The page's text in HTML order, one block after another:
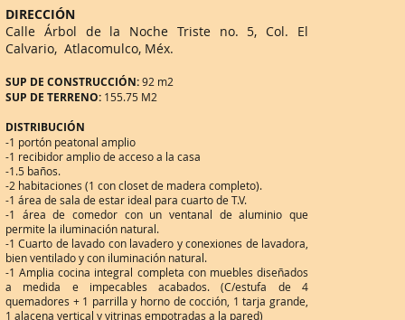
DIRECCIÓN
Calle Árbol de la Noche Triste no. 5, Col. El
Calvario, Atlacomulco, Méx.
SUP DE CONSTRUCCIÓN:92 m2
SUP DE TERRENO: 155.75 M2
DISTRIBUCIÓN
-1 portón peatonal amplio
-1 recibidor amplio de acceso a la casa
-1.5 baños.
-2 habitaciones (1 con closet de madera completo).
-1 área de sala de estar ideal para cuarto de T.V.
-1 área de comedor con un ventanal de aluminio que
permite la iluminación natural.
-1 Cuarto de lavado con lavadero y conexiones de lavadora,
bien ventilado y con iluminación natural.
-1 Amplia cocina integral completa con muebles diseñados
a medida e impecables acabados. (C/estufa de 4
quemadores + 1 parrilla y horno de cocción, 1 tarja grande,
1 alacena vertical y vitrinas empotradas a la pared)